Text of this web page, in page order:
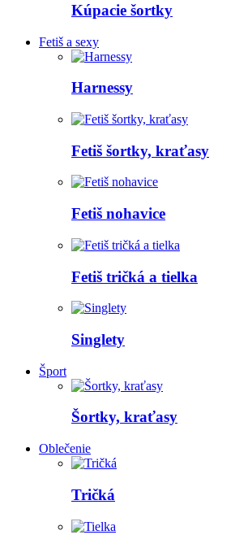
Kúpacie šortky
Fetiš a sexy
Harnessy
Fetiš šortky, kraťasy
Fetiš nohavice
Fetiš tričká a tielka
Singlety
Šport
Šortky, kraťasy
Oblečenie
Tričká